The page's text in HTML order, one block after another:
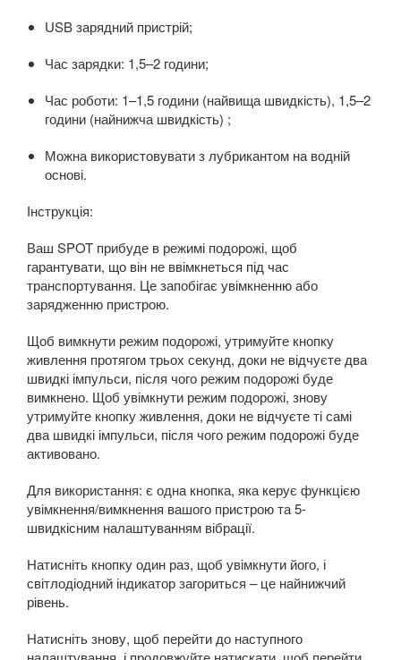
USB зарядний пристрій;
Час зарядки: 1,5–2 години;
Час роботи: 1–1,5 години (найвища швидкість), 1,5–2
години (найнижча швидкість) ;
Можна використовувати з лубрикантом на водній
основі.
Інструкція:
Ваш SPOT прибуде в режимі подорожі, щоб
гарантувати, що він не ввімкнеться під час
транспортування. Це запобігає увімкненню або
зарядженню пристрою.
Щоб вимкнути режим подорожі, утримуйте кнопку
живлення протягом трьох секунд, доки не відчуєте два
швидкі імпульси, після чого режим подорожі буде
вимкнено. Щоб увімкнути режим подорожі, знову
утримуйте кнопку живлення, доки не відчуєте ті самі
два швидкі імпульси, після чого режим подорожі буде
активовано.
Для використання: є одна кнопка, яка керує функцією
увімкнення/вимкнення вашого пристрою та 5-
швидкісним налаштуванням вібрації.
Натисніть кнопку один раз, щоб увімкнути його, і
світлодіодний індикатор загориться – це найнижчий
рівень.
Натисніть знову, щоб перейти до наступного